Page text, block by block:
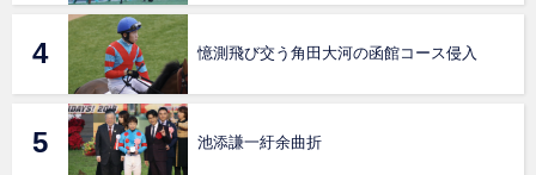
憶測飛び交う角田大河の函館コース侵入
池添謙一紆余曲折